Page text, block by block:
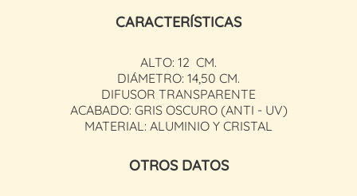
CARACTERÍSTICAS
ALTO: 12 CM.
DIÁMETRO: 14,50 CM.
DIFUSOR TRANSPARENTE
ACABADO: GRIS OSCURO (ANTI - UV)
MATERIAL: ALUMINIO Y CRISTAL
OTROS DATOS